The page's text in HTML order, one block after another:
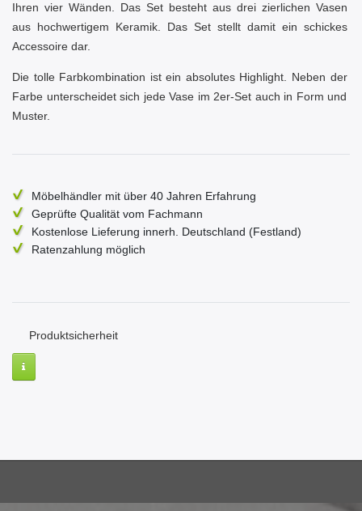
Ihren vier Wänden. Das Set besteht aus drei zierlichen Vasen
aus hochwertigem Keramik. Das Set stellt damit ein schickes
Accessoire dar.
Die tolle Farbkombination ist ein absolutes Highlight. Neben der
Farbe unterscheidet sich jede Vase im 2er-Set auch in Form und
Muster.
Möbelhändler mit über 40 Jahren Erfahrung
Geprüfte Qualität vom Fachmann
Kostenlose Lieferung innerh. Deutschland (Festland)
Ratenzahlung möglich
Produktsicherheit